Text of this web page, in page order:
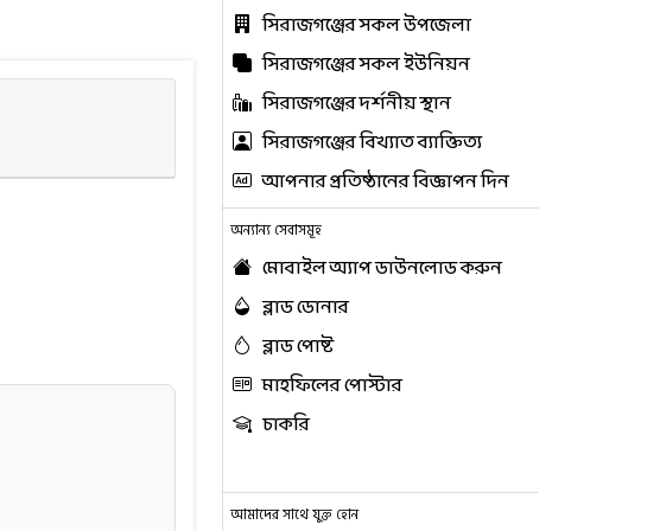
সিরাজগঞ্জের সকল উপজেলা
সিরাজগঞ্জের সকল ইউনিয়ন
সিরাজগঞ্জের দর্শনীয় স্থান
সিরাজগঞ্জের বিখ্যাত ব্যাক্তিত্য
আপনার প্রতিষ্ঠানের বিজ্ঞাপন দিন
অন্যান্য সেবাসমূহ
মোবাইল অ্যাপ ডাউনলোড করুন
ব্লাড ডোনার
ব্লাড পোষ্ট
মাহফিলের পোস্টার
চাকরি
আমাদের সাথে যুক্ত হোন